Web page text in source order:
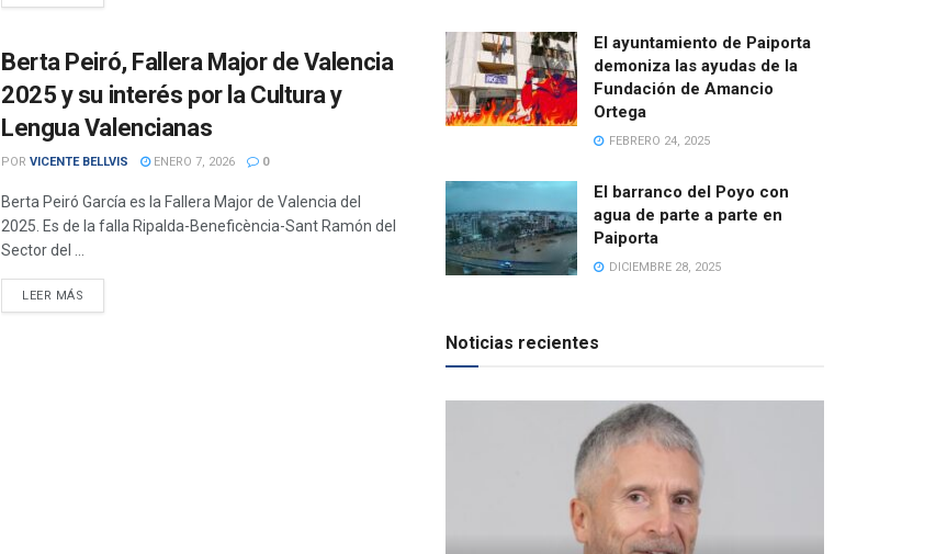
Berta Peiró, Fallera Major de Valencia
2025 y su interés por la Cultura y
Lengua Valencianas
POR VICENTE BELLVIS ENERO 7, 2026 0
Berta Peiró García es la Fallera Major de Valencia del
2025. Es de la falla Ripalda-Beneficència-Sant Ramón del
Sector del ...
LEER MÁS
El ayuntamiento de Paiporta
demoniza las ayudas de la
Fundación de Amancio
Ortega
FEBRERO 24, 2025
El barranco del Poyo con
agua de parte a parte en
Paiporta
DICIEMBRE 28, 2025
Noticias recientes